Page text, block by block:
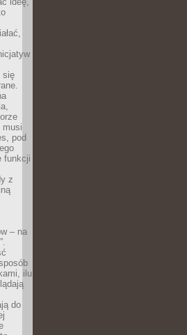
się
musi
pod
funkcji
z
– na
ilu
do